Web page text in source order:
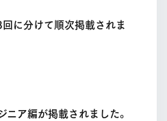
に分けて順次掲載されま
ニア編が掲載されました。